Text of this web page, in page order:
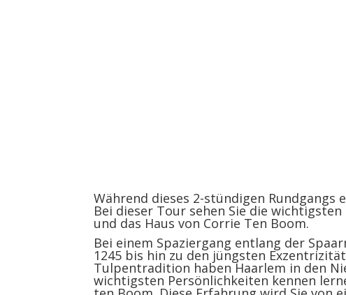
Während dieses 2-stündigen
Bei dieser Tour sehen Sie die
und das Haus von Corrie Ten Boom.
Bei einem Spaziergang entlang der
1245 bis hin zu den jüngsten
Tulpentradition haben Haarlem in den
wichtigsten Persönlichkeiten kennen